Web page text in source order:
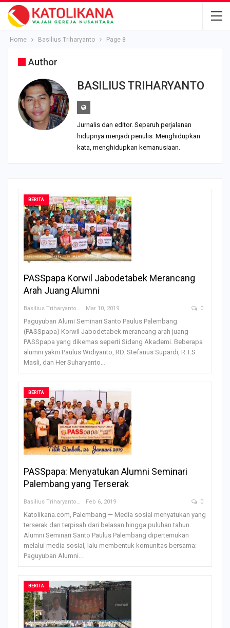
Home Basilius Triharyanto Page 8
Author
BASILIUS TRIHARYANTO
Jurnalis dan editor. Separuh perjalanan
hidupnya menjadi penulis. Menghidupkan
kata, menghidupkan kemanusiaan.
BERITA
PASSpapa Korwil Jabodetabek Merancang
Arah Juang Alumni
Basilius Triharyanto Mar 10, 2019 0
Paguyuban Alumi Seminari Santo Paulus Palembang
(PASSpapa) Korwil Jabodetabek merancang arah juang
PASSpapa yang dikemas seperti Sidang Akademi. Beberapa
alumni yakni Paulus Widiyanto, RD. Stefanus Supardi, R.T.S
Masli, dan Her Suharyanto…
BERITA
PASSpapa: Menyatukan Alumni Seminari
Palembang yang Terserak
Basilius Triharyanto Feb 6, 2019 0
Katolikana.com, Palembang — Media sosial menyatukan yang
terserak dan terpisah dari belasan hingga puluhan tahun.
Alumni Seminari Santo Paulus Palembang dipertemukan
melalui media sosial, lalu membentuk komunitas bersama:
Paguyuban Alumni…
BERITA